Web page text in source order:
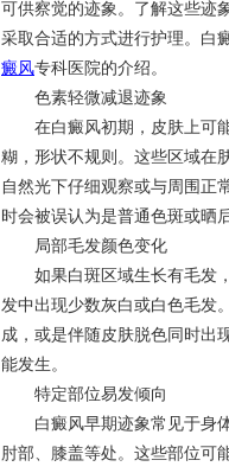
可供察觉的迹象。了解这些迹
采取合适的方式进行护理。白
癜风专科医院的介绍。
色素轻微减退迹象
在白癜风初期，皮肤上可能
糊，形状不规则。这些区域在
自然光下仔细观察或与周围正
时会被误认为是普通色斑或晒
局部毛发颜色变化
如果白斑区域生长有毛发，
发中出现少数灰白或白色毛发
成，或是伴随皮肤脱色同时出
能发生。
特定部位易发倾向
白癜风早期迹象常见于身体
肘部、膝盖等处。这些部位可